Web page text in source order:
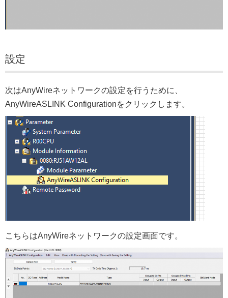
設定
次はAnyWireネットワークの設定を行うために、
AnyWireASLINK Configurationをクリックします。
こちらはAnyWireネットワークの設定画面です。